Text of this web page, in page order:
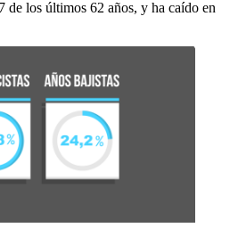
de los últimos 62 años, y ha caído en